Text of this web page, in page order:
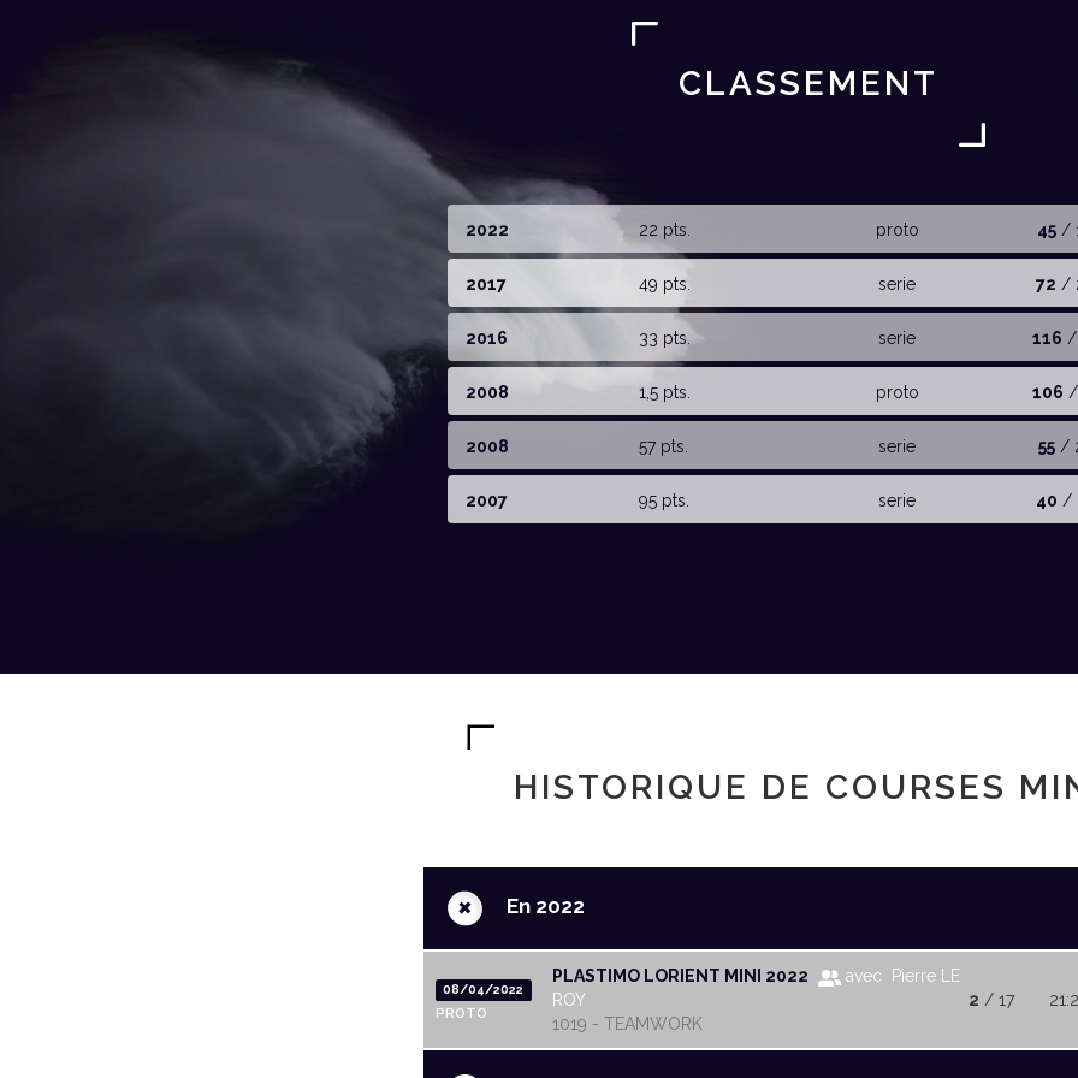
CLASSEMENT
2022 22 pts. proto 45 /
2017 49 pts. serie 72 /
2016 33 pts. serie 116 /
2008 1,5 pts. proto 106 /
2008 57 pts. serie 55 /
2007 95 pts. serie 40 /
HISTORIQUE DE COURSES
+ En 2022
08/04/2022
PROTO
PLASTIMO LORIENT MINI 2022
avec Pierre LE
ROY
1019 - TEAMWORK
2 / 17